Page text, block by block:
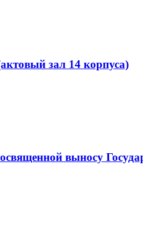
зал 14 корпуса)
выносу